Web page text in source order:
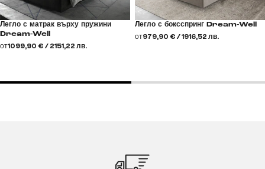
Легло с матрак върху пружини
Dream-Well
от1099,90 € / 2151,22 лв.
Легло с боксспринг Dream-Well
от979,90 € / 1916,52 лв.